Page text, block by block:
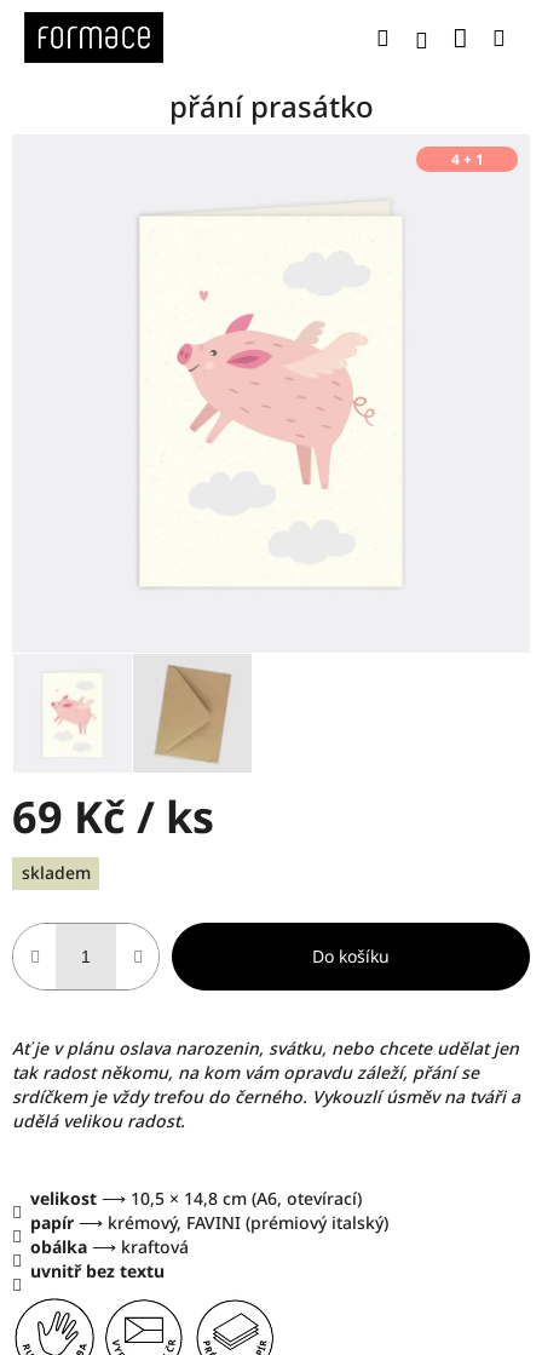
Přejít
obsah
HledatPřihlášení
přání prasátko
4 + 1
69 Kč / ks
Měrná
cena:
skladem
Do košíku
Ať je v plánu oslava narozenin, svátku, nebo chcete udělat jen
tak radost někomu, na kom vám opravdu záleží, přání se
srdíčkem je vždy trefou do černého. Vykouzlí úsměv na tváři a
udělá velikou radost.
velikost ⟶ 10,5 × 14,8 cm (A6, otevírací)
papír ⟶ krémový, FAVINI (prémiový italský)
obálka ⟶ kraftová
uvnitř bez textu